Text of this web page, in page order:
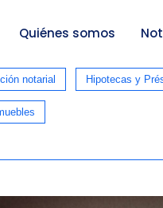
Quiénes somos
notarial Hipotecas y